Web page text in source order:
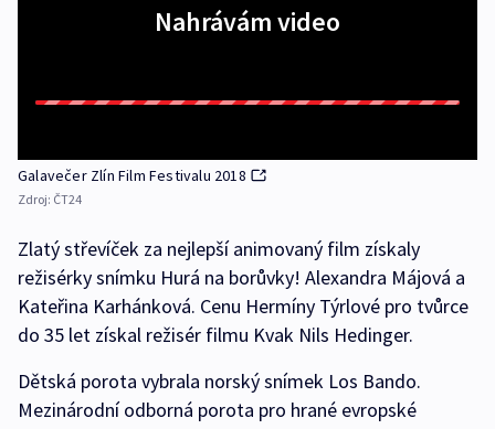
Nahrávám video
Galavečer Zlín Film Festivalu 2018
Zdroj: ČT24
Zlatý střevíček za nejlepší animovaný film získaly
režisérky snímku Hurá na borůvky! Alexandra Májová a
Kateřina Karhánková. Cenu Hermíny Týrlové pro tvůrce
do 35 let získal režisér filmu Kvak Nils Hedinger.
Dětská porota vybrala norský snímek Los Bando.
Mezinárodní odborná porota pro hrané evropské